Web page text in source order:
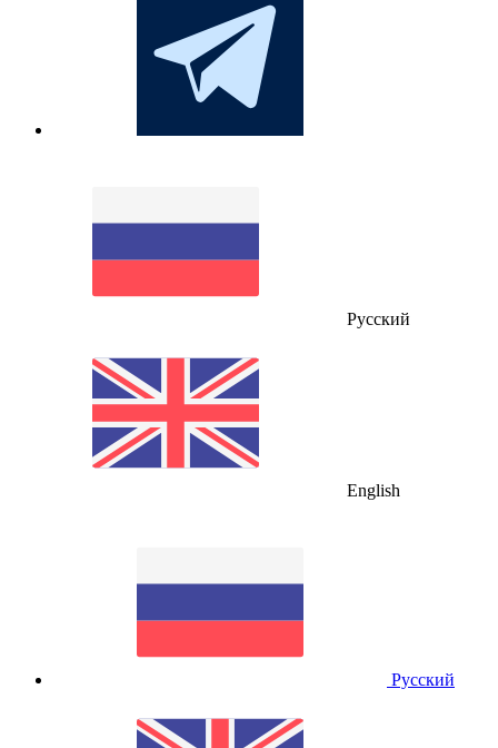
Русский
English
Русский